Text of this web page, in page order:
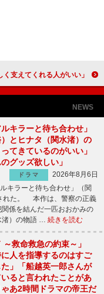
「今は恋より仕事」 「優しく支えてくれる人がいい」
NEWS
キラーと待ち合わせ」
）とヒナタ（関水渚）の
てきているのがいい」
グッズ欲しい」
ドラマ
2026年8月6日
キラーと待ち合わせ」（関
れた。 本作は、警察の正義
係を結んだ一匹おおかみの
渚）の物語 … 続きを読む
～救命救急の約束～」
に人を指導するのはすご
」「船越英一郎さんが
いると言われたことがあ
あ2時間ドラマの帝王だ